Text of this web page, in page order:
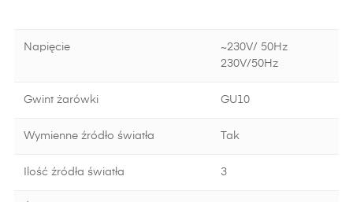
Napięcie
~230V/ 50Hz
230V/50Hz
Gwint żarówki GU10
Wymienne źródło światła Tak
Ilość źródła światła 3